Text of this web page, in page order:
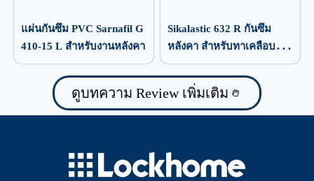
แผ่นกันซึม PVC Sarnafil G
410-15 L สำหรับงานหลังคา
Sikalastic 632 R กันซึม
หลังคา สำหรับทาเคลือบ
ป้องกันน้ำรั่วซึม
ดูบทความ Review เพิ่มเติม